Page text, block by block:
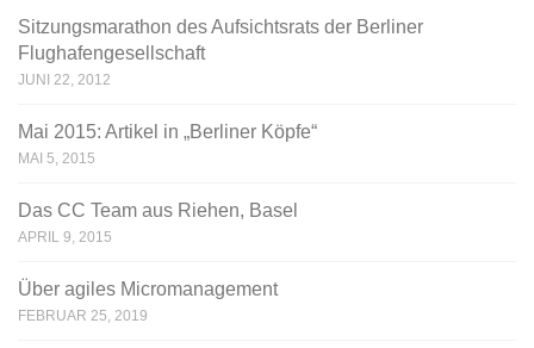
Sitzungsmarathon des Aufsichtsrats der Berliner
Flughafengesellschaft
JUNI 22, 2012
Mai 2015: Artikel in „Berliner Köpfe“
MAI 5, 2015
Das CC Team aus Riehen, Basel
APRIL 9, 2015
Über agiles Micromanagement
FEBRUAR 25, 2019